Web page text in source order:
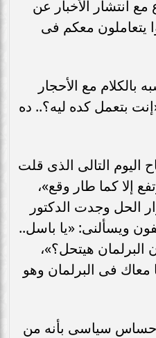
انتشار الأخبار عن
يتعاملون معكم فى
بالكلام مع الأحجار
بتعمل كده ليه؟.. ده
اليوم التالى الذى قلت
إلا كما طار وقع»،
الحل وجدت الدكتور
ويسألنى: «يا باسل..
هيتحل؟»،
معاك فى البرلمان وهو
إحساس سياسى بأنه من